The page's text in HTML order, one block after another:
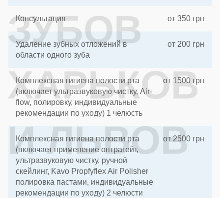
ЗУБОВ
ХАРЬКОВ
И ЛЬВОВ
Консультация от 350 грн
Удаление зубных отложений в
области одного зуба
от 200 грн
Комплексная гигиена полости рта
(включает ультразвуковую чистку, Air-
flow, полировку, индивидуальные
рекомендации по уходу) 1 челюсть
от 1500 грн
Комплексная гигиена полости рта
(включает применение оптрагейт,
ультразвуковую чистку, ручной
скейлинг, Kavo Propfyflex Air Polisher
полировка пастами, индивидуальные
рекомендации по уходу) 2 челюсти
от 2500 грн